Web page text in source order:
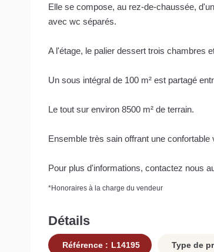
Elle se compose, au rez-de-chaussée,
avec wc séparés.
A l'étage, le palier dessert trois chambres
Un sous intégral de 100 m² est partagé
Le tout sur environ 8500 m² de terrain.
Ensemble très sain offrant une confortable
Pour plus d'informations, contactez nous
*Honoraires à la charge du vendeur
Détails
Référence : L14195 Type de